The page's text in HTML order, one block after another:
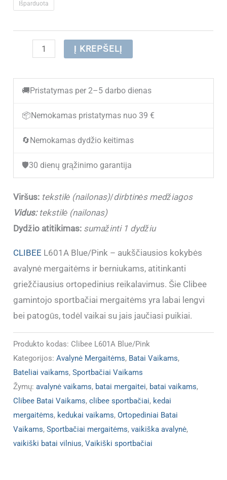
Išparduota
produkto
(IŠPARDUOTA)
Sportbačiai
mergaitėms
L601A
Į KREPŠELĮ
🚚 Pristatymas per 2–5 darbo dienas
📦 Nemokamas pristatymas nuo 39 €
🔄 Nemokamas dydžio keitimas
🛡️30 dienų grąžinimo garantija
Viršus: tekstilė (nailonas)/dirbtinės medžiagos
Vidus:tekstilė (nailonas)
Dydžio atitikimas: sumažinti 1 dydžiu
CLIBEE L601A Blue/Pink – aukščiausios kokybės
avalynė mergaitėms ir berniukams, atitinkanti
griežčiausius ortopedinius reikalavimus. Šie Clibee
gamintojo sportbačiai mergaitėms yra labai lengvi
bei patogūs, todėl vaikai su jais jaučiasi puikiai.
Produkto kodas: Clibee L601A Blue/Pink
Kategorijos:Avalynė Mergaitėms, Batai Vaikams,
Bateliai vaikams,Sportbačiai Vaikams
Žymų:avalynė vaikams, batai mergaitei, batai vaikams,
Clibee Batai Vaikams,clibee sportbačiai, kedai
mergaitėms, kedukai vaikams,Ortopediniai Batai
Vaikams,Sportbačiai mergaitėms,vaikiška avalynė,
vaikiški batai vilnius,Vaikiški sportbačiai